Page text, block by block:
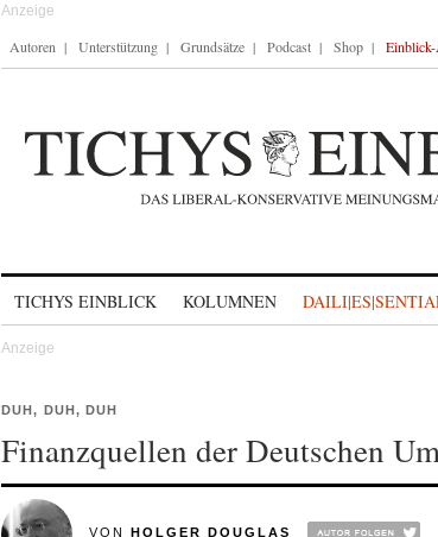
Autoren Unterstützung Grundsätze Podcast Shop
TICHYS EINBLICK KOLUMNEN
DUH, DUH, DUH
Finanzquellen der Deutschen
VON HOLGER DOUGLAS